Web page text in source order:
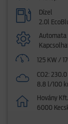
Dízel
2.0l
125 KW /
CO2:
8.8 l/100
Hovány Kft.
6000